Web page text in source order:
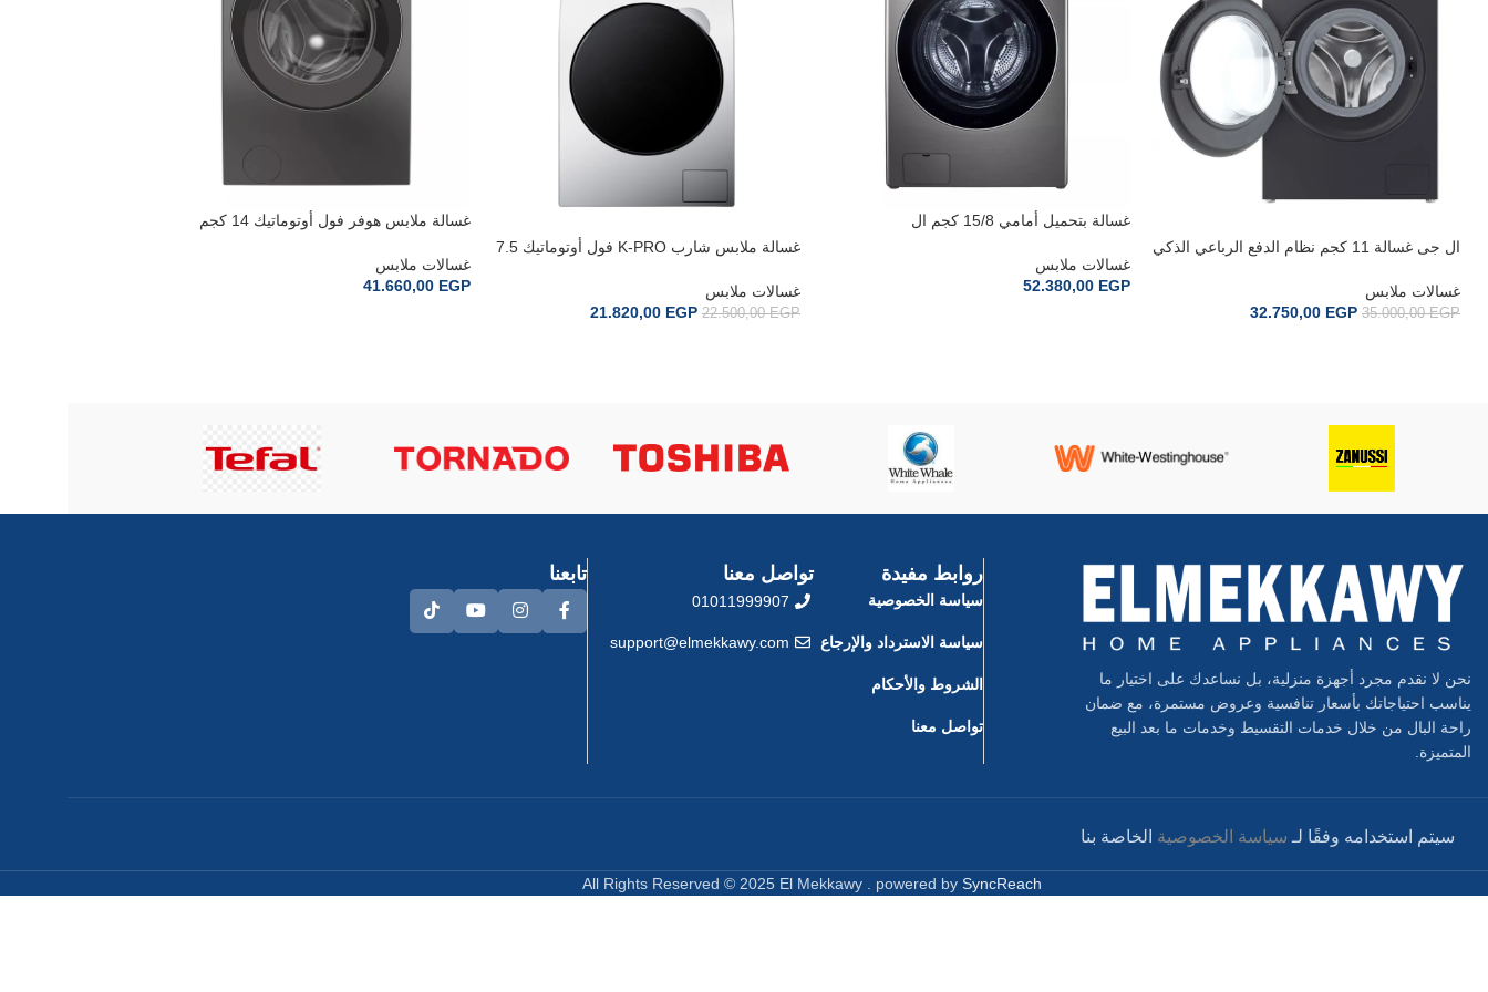
ال جى غسالة 11 كجم نظام الدفع الرباعي الذكي
غسالات ملابس
35.000,00EGP
32.750,00 EGP
غسالة بتحميل أمامي 15/8 كجم ال
غسالات ملابس
52.380,00 EGP
غسالة ملابس شارب K-PRO فول أوتوماتيك 7.5
غسالات ملابس
22.500,00EGP
21.820,00 EGP
غسالة ملابس هوفر فول أوتوماتيك 14 كجم
غسالات ملابس
41.660,00 EGP
نحن لا نقدم مجرد أجهزة منزلية، بل نساعدك على اختيار ما
يناسب احتياجاتك بأسعار تنافسية وعروض مستمرة، مع ضمان
راحة البال من خلال خدمات التقسيط وخدمات ما بعد البيع
المتميزة.
روابط مفيدة
سياسة الخصوصية
سياسة الاسترداد والإرجاع
الشروط والأحكام
تواصل معنا
تواصل معنا
01011999907
support@elmekkawy.com
تابعنا
سيتم استخدامه وفقًا لـ سياسة الخصوصية الخاصة بنا
All Rights Reserved © 2025 El Mekkawy . powered by SyncReach